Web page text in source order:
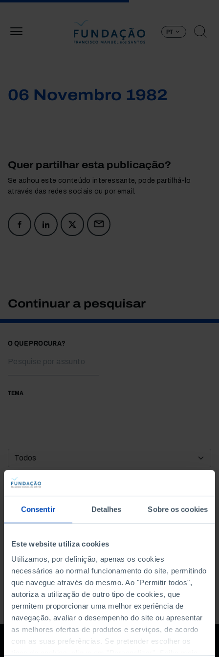
Consentir Detalhes Sobre os cookies
Este website utiliza cookies
Utilizamos, por definição, apenas os cookies
necessários ao normal funcionamento do site, permitindo
que navegue através do mesmo. Ao "Permitir todos",
autoriza a utilização de outro tipo de cookies, que
permitem proporcionar uma melhor experiência de
navegação, avaliar o desempenho do site ou apresentar
as melhores ofertas de produtos e serviços, de acordo
com as suas preferências. Se pretender escolher os
PT
06 Novembro 1982
Quer partilhar esta publicação?
Se achou este conteúdo interessante, pode partilhá-lo
através das redes sociais ou por email.
Continuar a pesquisar
O QUE PROCURA?
TEMA
DATA DE INÍCIO
DATA DE FIM